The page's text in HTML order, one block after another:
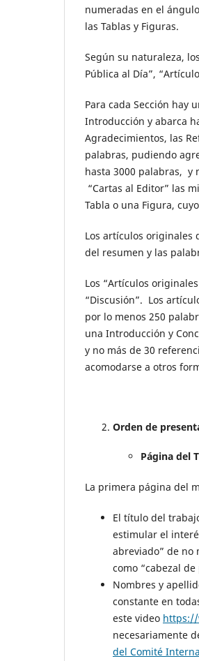
numeradas en el
las Tablas y Figuras.
Según su naturaleza,
Pública al Día”,
Para cada Sección hay
Introducción y abarca
Agradecimientos, las
palabras, pudiendo
hasta 3000 palabras, y
“Cartas al Editor” las
Tabla o una Figura,
Los artículos originales
del resumen y las
Los “Artículos
“Discusión”. Los
por lo menos 250
una Introducción y
y no más de 30
acomodarse a otros
Orden de
Página del
La primera página del
El título del
estimular el
abreviado” de no
como “cabezal de
Nombres y
constante en
este video https://
necesariamente
del Comité